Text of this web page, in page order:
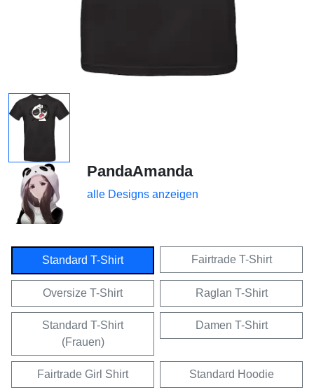
PandaAmanda
alle Designs anzeigen
Standard T-Shirt Fairtrade T-Shirt
Oversize T-Shirt Raglan T-Shirt
Standard T-Shirt
(Frauen)
Damen T-Shirt
Fairtrade Girl Shirt Standard Hoodie